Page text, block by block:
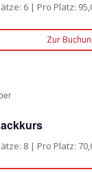
6 | Pro Platz:
Zur
8 | Pro Platz: